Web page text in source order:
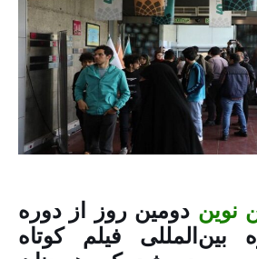
نوین دومین روز از دوره
بین‌المللی فیلم کوتاه